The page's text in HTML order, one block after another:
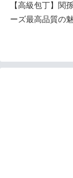
【高級包丁】関
ーズ最高品質の